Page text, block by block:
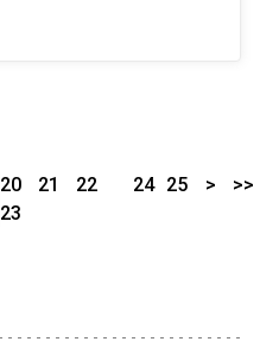
20 21
22
23
24 25 > >>